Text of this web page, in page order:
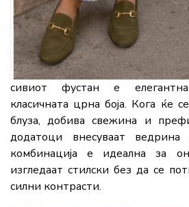
сивиот фустан е
класичната црна боја. Кога ќе
блуза, добива свежина и
додатоци внесуваат
комбинација е идеална за
изгледаат стилски без да се
силни контрасти.